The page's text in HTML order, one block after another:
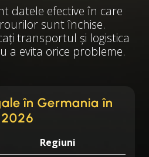
datele efective în care
sunt închise.
transportul și logistica
a evita orice probleme.
în Germania în
2026
Regiuni